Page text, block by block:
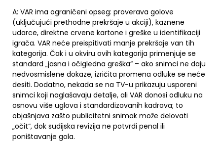
A: VAR ima ograničeni opseg: proverava golove
(uključujući prethodne prekršaje u akciji), kaznene
udarce, direktne crvene kartone i greške u identifikaciji
igrača. VAR neće preispitivati manje prekršaje van tih
kategorija. Čak i u okviru ovih kategorija primenjuje se
standard „jasna i očigledna greška“ – ako snimci ne daju
nedvosmislene dokaze, izričita promena odluke se neće
desiti. Dodatno, nekada se na TV-u prikazuju usporeni
snimci koji naglašavaju detalje, ali VAR donosi odluku na
osnovu više uglova i standardizovanih kadrova; to
objašnjava zašto publicitetni snimak može delovati
„očit“, dok sudijska revizija ne potvrdi penal ili
poništavanje gola.